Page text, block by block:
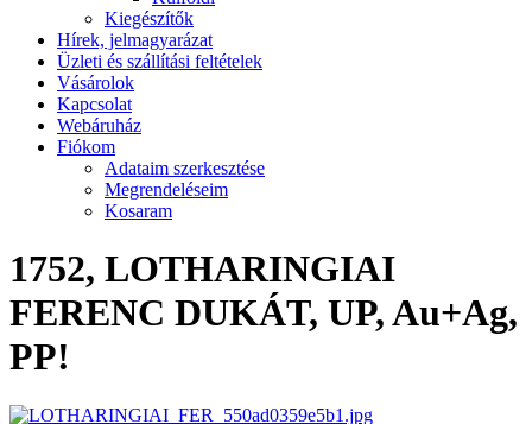
Kiegészítők
Hírek, jelmagyarázat
Üzleti és szállítási feltételek
Vásárolok
Kapcsolat
Webáruház
Fiókom
Adataim szerkesztése
Megrendeléseim
Kosaram
1752, LOTHARINGIAI
FERENC DUKÁT, UP, Au+Ag,
PP!